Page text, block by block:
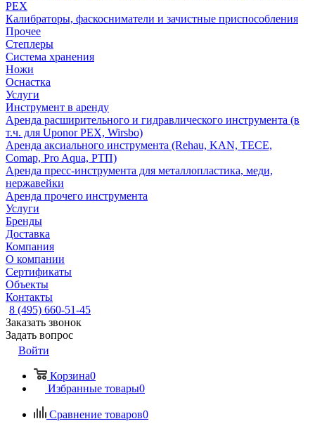
PEX
Калибраторы, фаскосниматели и зачистные приспособления
Прочее
Степлеры
Система хранения
Ножи
Оснастка
Услуги
Инструмент в аренду
Аренда расширительного и гидравлического инструмента (в
т.ч. для Uponor PEX, Wirsbo)
Аренда аксиального инструмента (Rehau, KAN, TECE,
Comap, Pro Aqua, РТП)
Аренда пресс-инструмента для металлопластика, меди,
нержавейки
Аренда прочего инструмента
Услуги
Бренды
Доставка
Компания
О компании
Сертификаты
Объекты
Контакты
8 (495) 660-51-45
Заказать звонок
Задать вопрос
Войти
Корзина0
Избранные товары0
Сравнение товаров0